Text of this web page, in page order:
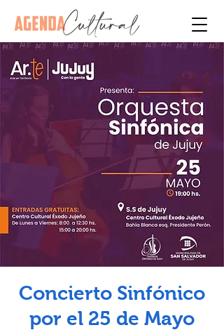
Concierto Sinfónico
por el 25 de Mayo